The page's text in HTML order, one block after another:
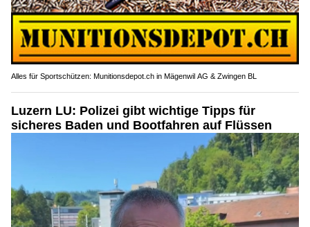
Alles für Sportschützen: Munitionsdepot.ch in Mägenwil AG & Zwingen BL
Luzern LU: Polizei gibt wichtige Tipps für
sicheres Baden und Bootfahren auf Flüssen